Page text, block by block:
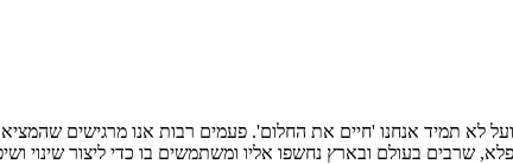
לא תמיד אנחנו 'חיים את החלום'. פעמים רבות אנו מרגישים
שרבים בעולם ובארץ נחשפו אליו ומשתמשים בו כדי ליצור שינוי